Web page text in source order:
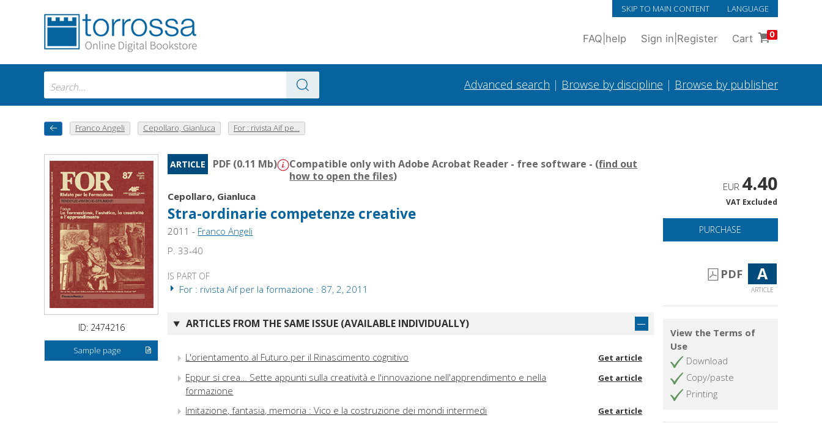
SKIP TO MAIN CONTENT LANGUAGE
FAQ help Sign in Register Cart 0
Advanced search | Browse by discipline | Browse by publisher
Franco Angeli Cepollaro, Gianluca For : rivista Aif pe...
ID: 2474216
Sample page
ARTICLE PDF (0.11 Mb) Compatible only with Adobe Acrobat Reader - free software - (find out
how to open the files)
Cepollaro, Gianluca
Stra-ordinarie competenze creative
2011 - Franco Angeli
P. 33-40
IS PART OF
For : rivista Aif per la formazione : 87, 2, 2011
ARTICLES FROM THE SAME ISSUE (AVAILABLE INDIVIDUALLY)
L'orientamento al Futuro per il Rinascimento cognitivo Get article
Eppur si crea… Sette appunti sulla creatività e l'innovazione nell'apprendimento e nella
formazione
Get article
Imitazione, fantasia, memoria : Vico e la costruzione dei mondi intermedi Get article
EUR 4.40
VAT Excluded
PURCHASE
PDF A
ARTICLE
View the Terms of
Use
Download
Copy/paste
Printing